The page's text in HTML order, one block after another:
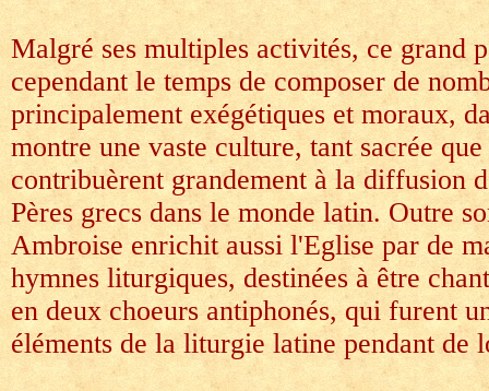
Malgré ses multiples activités, ce grand
cependant le temps de composer de
principalement exégétiques et moraux,
montre une vaste culture, tant sacrée
contribuèrent grandement à la diffusion
Pères grecs dans le monde latin. Outre
Ambroise enrichit aussi l'Eglise par de
hymnes liturgiques, destinées à être
en deux choeurs antiphonés, qui furent
éléments de la liturgie latine pendant de